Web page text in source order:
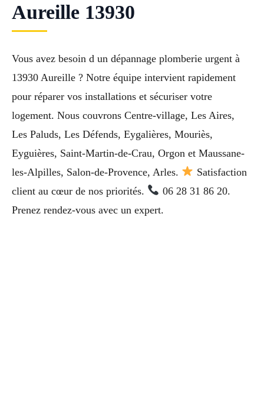
Aureille 13930
Vous avez besoin d un dépannage plomberie urgent à
13930 Aureille ? Notre équipe intervient rapidement
pour réparer vos installations et sécuriser votre
logement. Nous couvrons Centre-village, Les Aires,
Les Paluds, Les Défends, Eygalières, Mouriès,
Eyguières, Saint-Martin-de-Crau, Orgon et Maussane-
les-Alpilles, Salon-de-Provence, Arles.
Satisfaction
client au cœur de nos priorités.
06 28 31 86 20.
Prenez rendez-vous avec un expert.